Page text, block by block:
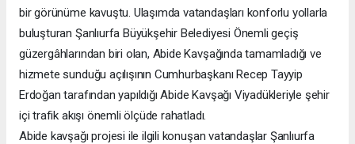
bir görünüme kavuştu. Ulaşımda vatandaşları konforlu yollarla
buluşturan Şanlıurfa Büyükşehir Belediyesi Önemli geçiş
güzergâhlarından biri olan, Abide Kavşağında tamamladığı ve
hizmete sunduğu açılışının Cumhurbaşkanı Recep Tayyip
Erdoğan tarafından yapıldığı Abide Kavşağı Viyadükleriyle şehir
içi trafik akışı önemli ölçüde rahatladı.
Abide kavşağı projesi ile ilgili konuşan vatandaşlar Şanlıurfa